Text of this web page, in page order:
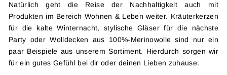
Natürlich geht die Reise der Nachhaltigkeit auch mit
Produkten im Bereich Wohnen & Leben weiter. Kräuterkerzen
für die kalte Winternacht, stylische Gläser für die nächste
Party oder Wolldecken aus 100%-Merinowolle sind nur ein
paar Beispiele aus unserem Sortiment. Hierdurch sorgen wir
für ein gutes Gefühl bei dir oder deinen Lieben zuhause.